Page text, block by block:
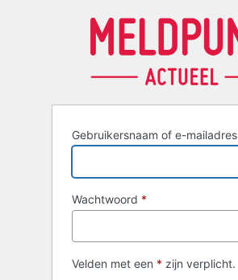
Gebruikersnaam of e-mailadres
Wachtwoord *
Velden met een * zijn verplicht.